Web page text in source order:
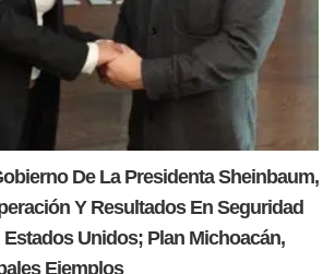
De La Presidenta Sheinbaum,
Y Resultados En Seguridad
Unidos; Plan Michoacán,
Ejemplos